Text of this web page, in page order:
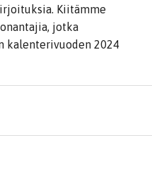
Kiitämme
jotka
kalenterivuoden 2024